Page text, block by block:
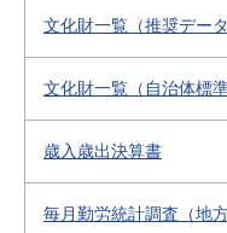
文化財一覧（推奨データ
文化財一覧（自治体標
歳入歳出決算書
毎月勤労統計調査（地方